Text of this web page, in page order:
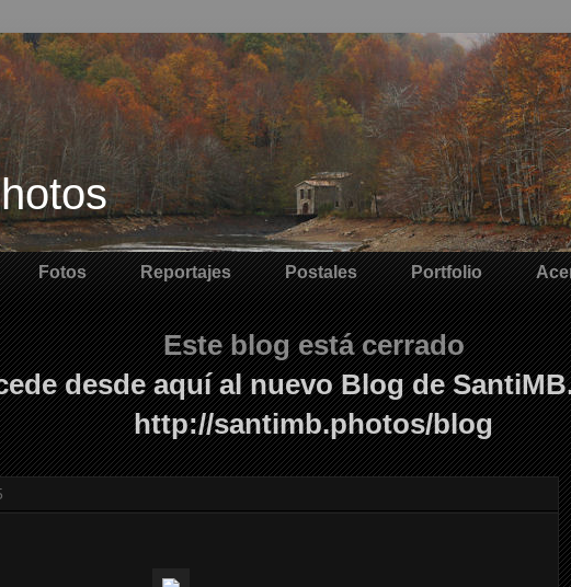
Fotos Reportajes Postales Portfolio
Este blog está cerrado
desde aquí al nuevo Blog de
http://santimb.photos/blog